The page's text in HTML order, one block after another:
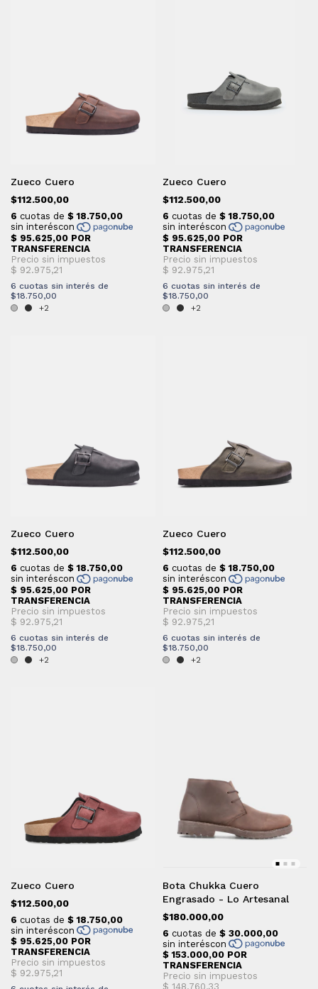
Zueco Cuero
$112.500,00
6 cuotas sin interés de
$18.750,00
+2
Zueco Cuero
$112.500,00
6 cuotas sin interés de
$18.750,00
+2
Zueco Cuero
$112.500,00
6 cuotas sin interés de
$18.750,00
+2
Zueco Cuero
$112.500,00
6 cuotas sin interés de
$18.750,00
+2
Zueco Cuero
$112.500,00
Bota Chukka Cuero
Engrasado - Lo Artesanal
$180.000,00